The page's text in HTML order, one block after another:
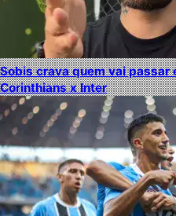
Sobis crava quem vai passar
Corinthians x Inter